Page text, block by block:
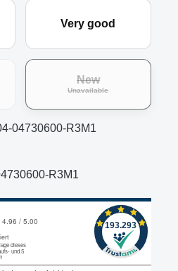
Very good
is currently unavailable.)
New
Unavailable(This option is
04730600-R3M1
R3M1